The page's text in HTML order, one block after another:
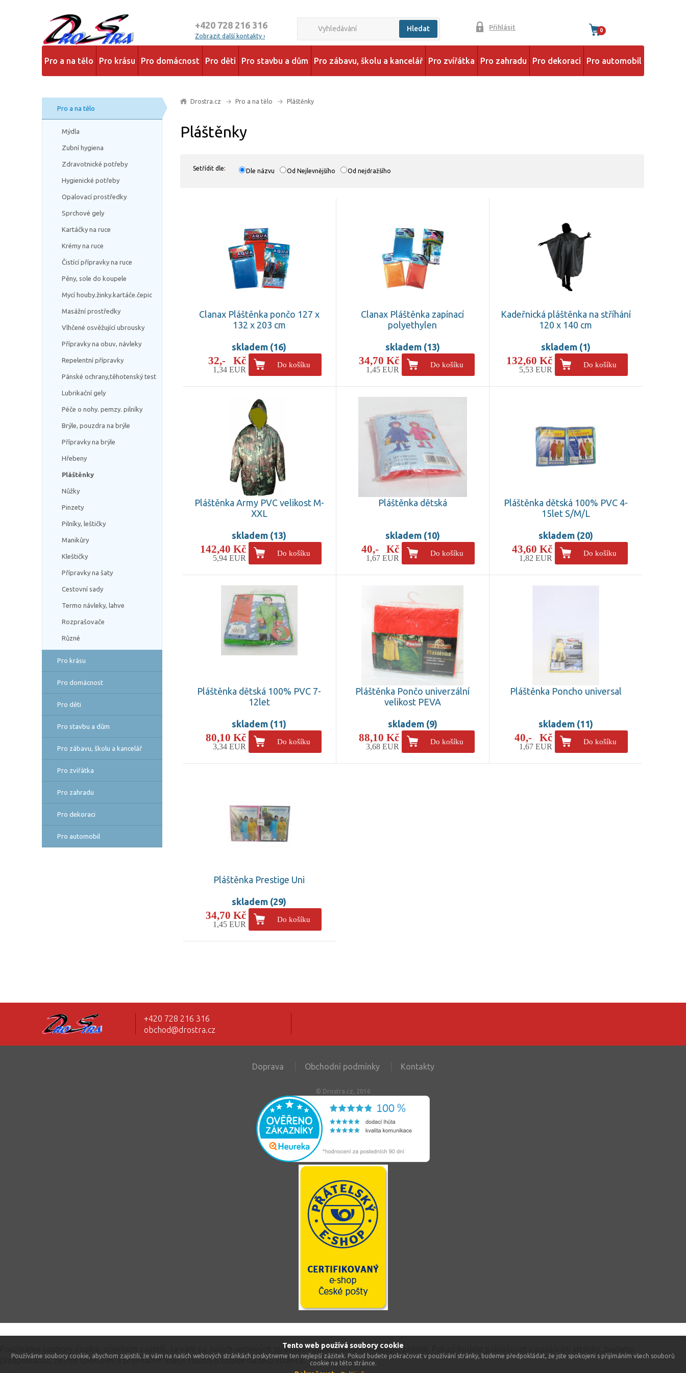
Tento web používá soubory cookie
Používáme soubory cookie, abychom zajistili, že vám na našich webových stránkách poskytneme ten nejlepší zážitek. Pokud budete pokračovat v používání stránky, budeme předpokládat, že jste spokojeni s přijímáním všech souborů
cookie na této stránce.
+420 728 216 316
Zobrazit další kontakty ›
Hledat Přihlásit 0
Pro a na tělo Pro krásu Pro domácnost Pro děti Pro stavbu a dům Pro zábavu, školu a kancelář Pro zvířátka Pro zahradu Pro dekoraci Pro automobil
Pro a na tělo
Mýdla
Zubní hygiena
Zdravotnické potřeby
Hygienické potřeby
Opalovací prostředky
Sprchové gely
Kartáčky na ruce
Krémy na ruce
Čistící přípravky na ruce
Pěny, sole do koupele
Mycí houby.žinky.kartáče.čepic
Masážní prostředky
Vlhčené osvěžující ubrousky
Přípravky na obuv, návleky
Repelentní přípravky
Pánské ochrany,těhotenský test
Lubrikační gely
Péče o nohy. pemzy. pilníky
Brýle, pouzdra na brýle
Přípravky na brýle
Hřebeny
Pláštěnky
Nůžky
Pinzety
Pilníky, leštičky
Manikůry
Kleštičky
Přípravky na šaty
Cestovní sady
Termo návleky, lahve
Rozprašovače
Různé
Pro krásu
Pro domácnost
Pro děti
Pro stavbu a dům
Pro zábavu, školu a kancelář
Pro zvířátka
Pro zahradu
Pro dekoraci
Pro automobil
Drostra.cz Pro a na tělo Pláštěnky
Pláštěnky
Setřídit dle: Dle názvu Od Nejlevnějšího Od nejdražšího
Clanax Pláštěnka pončo 127 x
132 x 203 cm
skladem (16)
32,- Kč
1,34 EUR
Do košíku
Clanax Pláštěnka zapínací
polyethylen
skladem (13)
34,70 Kč
1,45 EUR
Do košíku
Kadeřnická pláštěnka na stříhání
120 x 140 cm
skladem (1)
132,60 Kč
5,53 EUR
Do košíku
Pláštěnka Army PVC velikost M-
XXL
skladem (13)
142,40 Kč
5,94 EUR
Do košíku
Pláštěnka dětská
skladem (10)
40,- Kč
1,67 EUR
Do košíku
Pláštěnka dětská 100% PVC 4-
15let S/M/L
skladem (20)
43,60 Kč
1,82 EUR
Do košíku
Pláštěnka dětská 100% PVC 7-
12let
skladem (11)
80,10 Kč
3,34 EUR
Do košíku
Pláštěnka Pončo univerzální
velikost PEVA
skladem (9)
88,10 Kč
3,68 EUR
Do košíku
Pláštěnka Poncho universal
skladem (11)
40,- Kč
1,67 EUR
Do košíku
Pláštěnka Prestige Uni
skladem (29)
34,70 Kč
1,45 EUR
Do košíku
+420 728 216 316
obchod@drostra.cz
Doprava Obchodní podmínky Kontakty
© Drostra.cz, 2016
Tento web používá soubory cookie
Používáme soubory cookie, abychom zajistili, že vám na našich webových stránkách poskytneme ten nejlepší zážitek. Pokud budete pokračovat v používání stránky, budeme
předpokládat, že jste spokojeni s přijímáním všech souborů cookie na této stránce.